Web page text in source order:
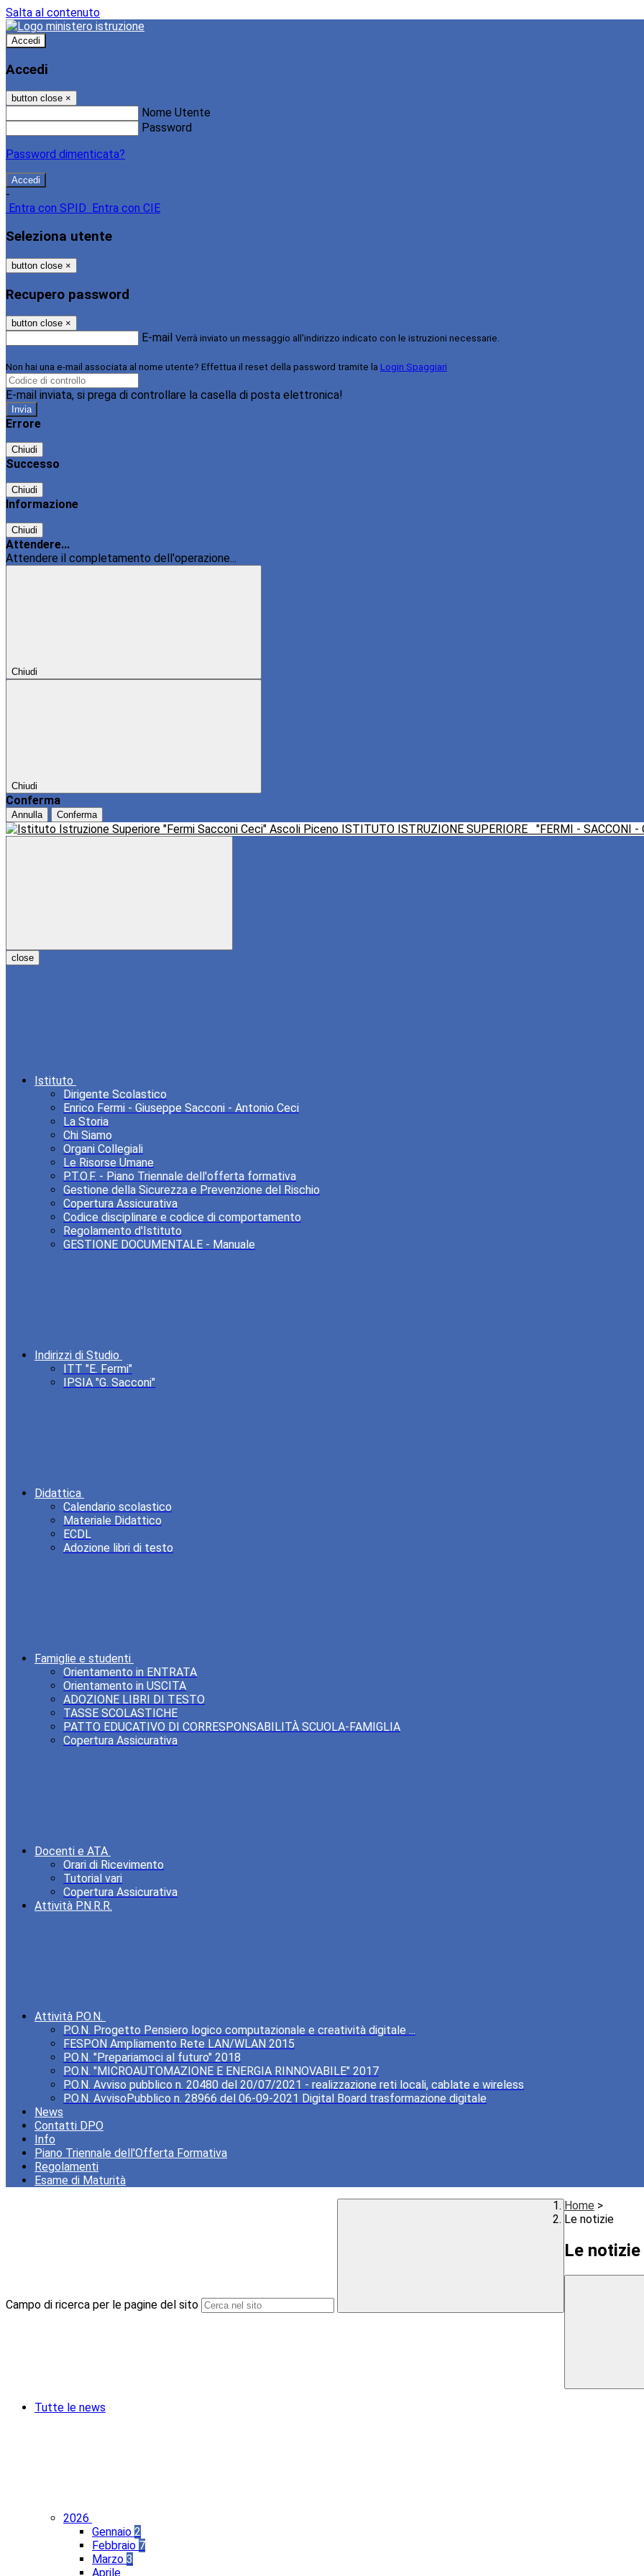
Salta al contenuto
Accedi
Accedi
button close ×
Nome Utente
Password
Password dimenticata?
-
Entra con SPID
Entra con CIE
Seleziona utente
button close ×
Recupero password
button close ×
E-mail Verrà inviato un messaggio all'indirizzo indicato con le istruzioni necessarie.
Non hai una e-mail associata al nome utente? Effettua il reset della password tramite la Login Spaggiari
E-mail inviata, si prega di controllare la casella di posta elettronica!
Errore
Chiudi
Successo
Chiudi
Informazione
Chiudi
Attendere...
Attendere il completamento dell'operazione...
Chiudi
Chiudi
Conferma
Annulla Conferma
ISTITUTO ISTRUZIONE SUPERIORE "FERMI - SACCONI -
close
Istituto
Dirigente Scolastico
Enrico Fermi - Giuseppe Sacconi - Antonio Ceci
La Storia
Chi Siamo
Organi Collegiali
Le Risorse Umane
P.T.O.F. - Piano Triennale dell'offerta formativa
Gestione della Sicurezza e Prevenzione del Rischio
Copertura Assicurativa
Codice disciplinare e codice di comportamento
Regolamento d'Istituto
GESTIONE DOCUMENTALE - Manuale
Indirizzi di Studio
ITT "E. Fermi"
IPSIA "G. Sacconi"
Didattica
Calendario scolastico
Materiale Didattico
ECDL
Adozione libri di testo
Famiglie e studenti
Orientamento in ENTRATA
Orientamento in USCITA
ADOZIONE LIBRI DI TESTO
TASSE SCOLASTICHE
PATTO EDUCATIVO DI CORRESPONSABILITÀ SCUOLA-FAMIGLIA
Copertura Assicurativa
Docenti e ATA
Orari di Ricevimento
Tutorial vari
Copertura Assicurativa
Attività P.N.R.R.
Attività P.O.N.
P.O.N. Progetto Pensiero logico computazionale e creatività digitale ...
FESPON Ampliamento Rete LAN/WLAN 2015
P.O.N. "Prepariamoci al futuro" 2018
P.O.N. "MICROAUTOMAZIONE E ENERGIA RINNOVABILE" 2017
P.O.N. Avviso pubblico n. 20480 del 20/07/2021 - realizzazione reti locali, cablate e wireless
P.O.N. AvvisoPubblico n. 28966 del 06-09-2021 Digital Board trasformazione digitale
News
Contatti DPO
Info
Piano Triennale dell'Offerta Formativa
Regolamenti
Esame di Maturità
Campo di ricerca per le pagine del sito
Home >
Le notizie
Le notizie
Tutte le news
2026
Gennaio 2
Febbraio 7
Marzo 3
Aprile